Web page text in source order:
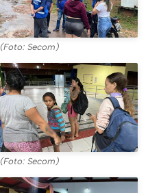
(Foto: Secom)
(Foto: Secom)